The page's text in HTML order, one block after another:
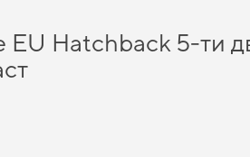
Hatchback 5-ти